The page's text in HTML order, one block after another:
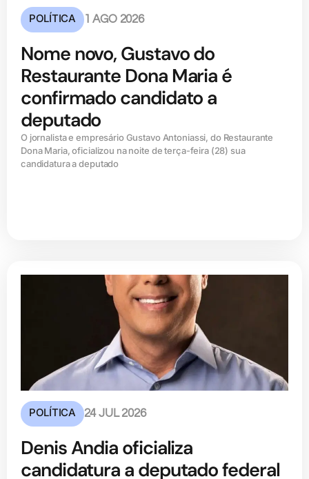
POLÍTICA 1 AGO 2026
Nome novo, Gustavo do
Restaurante Dona Maria é
confirmado candidato a
deputado
O jornalista e empresário Gustavo Antoniassi, do Restaurante
Dona Maria, oficializou na noite de terça-feira (28) sua
candidatura a deputado
POLÍTICA 24 JUL 2026
Denis Andia oficializa
candidatura a deputado federal